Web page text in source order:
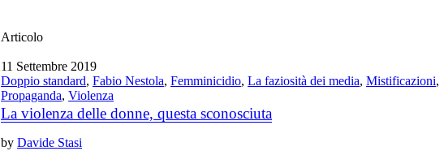
Articolo
11 Settembre 2019
Doppio standard,Fabio Nestola,Femminicidio,La faziosità dei media,Mistificazioni,
Propaganda,Violenza
La violenza delle donne, questa sconosciuta
byDavide Stasi